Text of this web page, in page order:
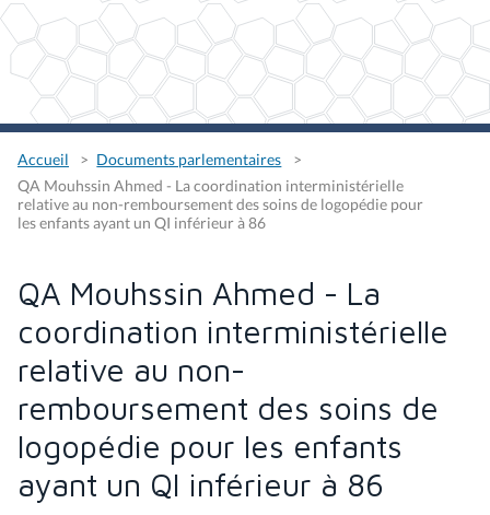
Accueil
Documents parlementaires
QA Mouhssin Ahmed - La coordination interministérielle
relative au non-remboursement des soins de logopédie pour
les enfants ayant un QI inférieur à 86
QA Mouhssin Ahmed - La
coordination interministérielle
relative au non-
remboursement des soins de
logopédie pour les enfants
ayant un QI inférieur à 86